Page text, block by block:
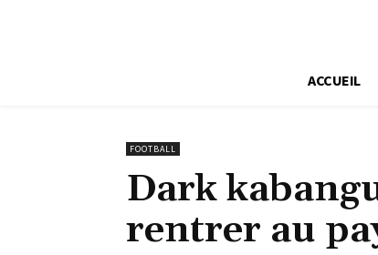
ACCUEIL
FOOTBALL
Dark
rentrer au